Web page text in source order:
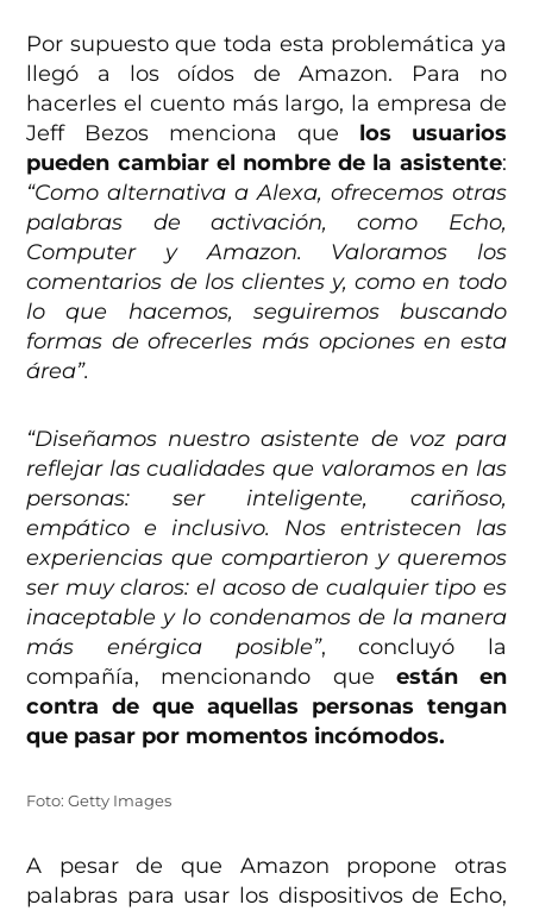
Por supuesto que toda esta problemática ya
llegó a los oídos de Amazon. Para no
hacerles el cuento más largo, la empresa de
Jeff Bezos menciona que los usuarios
pueden cambiar el nombre de la asistente:
“Como alternativa a Alexa, ofrecemos otras
palabras de activación, como Echo,
Computer y Amazon. Valoramos los
comentarios de los clientes y, como en todo
lo que hacemos, seguiremos buscando
formas de ofrecerles más opciones en esta
área”.
“Diseñamos nuestro asistente de voz para
reflejar las cualidades que valoramos en las
personas: ser inteligente, cariñoso,
empático e inclusivo. Nos entristecen las
experiencias que compartieron y queremos
ser muy claros: el acoso de cualquier tipo es
inaceptable y lo condenamos de la manera
más enérgica posible”, concluyó la
compañía, mencionando que están en
contra de que aquellas personas tengan
que pasar por momentos incómodos.
Foto: Getty Images
A pesar de que Amazon propone otras
palabras para usar los dispositivos de Echo,